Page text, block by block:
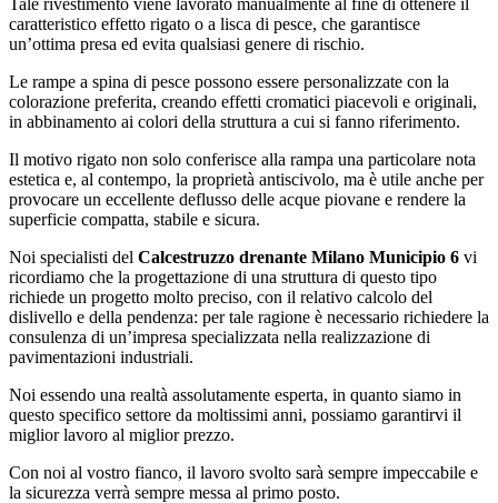
caratteristico effetto rigato o a lisca di pesce, che garantisce
un’ottima presa ed evita qualsiasi genere di rischio.
Le rampe a spina di pesce possono essere personalizzate con la
colorazione preferita, creando effetti cromatici piacevoli e originali,
in abbinamento ai colori della struttura a cui si fanno riferimento.
Il motivo rigato non solo conferisce alla rampa una particolare nota
estetica e, al contempo, la proprietà antiscivolo, ma è utile anche per
provocare un eccellente deflusso delle acque piovane e rendere la
superficie compatta, stabile e sicura.
Noi specialisti del Calcestruzzo drenante Milano Municipio 6 vi
ricordiamo che la progettazione di una struttura di questo tipo
richiede un progetto molto preciso, con il relativo calcolo del
dislivello e della pendenza: per tale ragione è necessario richiedere la
consulenza di un’impresa specializzata nella realizzazione di
pavimentazioni industriali.
Noi essendo una realtà assolutamente esperta, in quanto siamo in
questo specifico settore da moltissimi anni, possiamo garantirvi il
miglior lavoro al miglior prezzo.
Con noi al vostro fianco, il lavoro svolto sarà sempre impeccabile e
la sicurezza verrà sempre messa al primo posto.